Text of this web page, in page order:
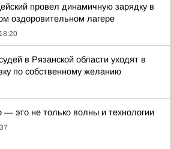
провел динамичную зарядку в
оздоровительном лагере
18:20
в Рязанской области уходят в
по собственному желанию
— это не только волны и технологии